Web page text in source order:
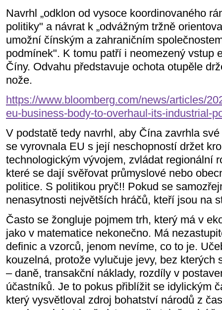
Navrhl „odklon od vysoce koordinovaného
politiky" a návrat k „odvážným tržně
umožní čínským a zahraničním
podmínek". K tomu patří i neomezený vstup
Číny. Odvahu představuje ochota otupěle
nože.
https://www.bloomberg.com/news/articles/
eu-business-body-to-overhaul-its-industrial-
V podstatě tedy navrhl, aby Čína zavrhla
se vyrovnala EU s její neschopností držet
technologickým vývojem, zvládat regionální
které se dají svěřovat průmyslové nebo
politice. S politikou pryč!! Pokud se
nenasytnosti největších hráčů, kteří jsou na
Často se žongluje pojmem trh, který má v
jako v matematice nekonečno. Má
definic a vzorců, jenom nevíme, co to je.
kouzelná, protože vylučuje jevy, bez kterých
– daně, transakční náklady, rozdíly v
účastníků. Je to pokus přiblížit se idylickým
který vysvětloval zdroj bohatství národů z